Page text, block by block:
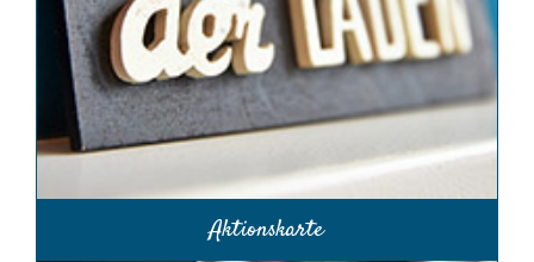
Aktionskarte